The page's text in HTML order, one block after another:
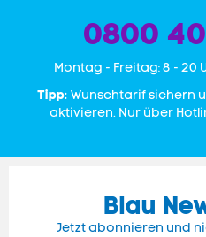
0800
Mon­tag - Freitag: 8 - 20
Tipp: Wunschtarif sichern
aktivieren. Nur über
Blau
Jetzt abonnieren und